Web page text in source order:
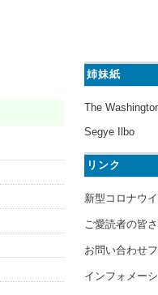
姉妹紙
The
Segye Ilbo
リンク
新型コロナウ
ご愛読者の皆
お問い合わせ
インフォメー